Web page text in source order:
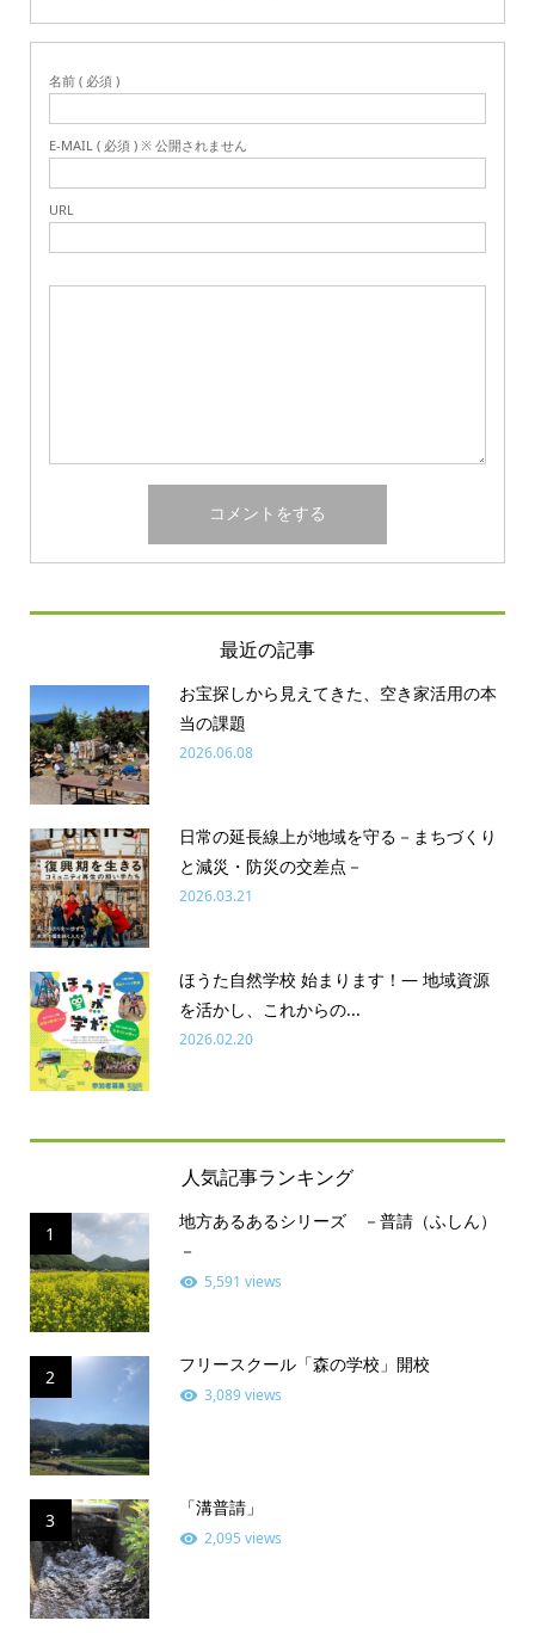
名前 ( 必須 )
E-MAIL ( 必須 ) ※ 公開されません
URL
最近の記事
お宝探しから見えてきた、空き家活用の本
当の課題
2026.06.08
日常の延長線上が地域を守る－まちづくり
と減災・防災の交差点－
2026.03.21
ほうた自然学校 始まります！― 地域資源
を活かし、これからの...
2026.02.20
人気記事ランキング
1
地方あるあるシリーズ －普請（ふしん）
－
5,591 views
2
フリースクール「森の学校」開校
3,089 views
3
「溝普請」
2,095 views